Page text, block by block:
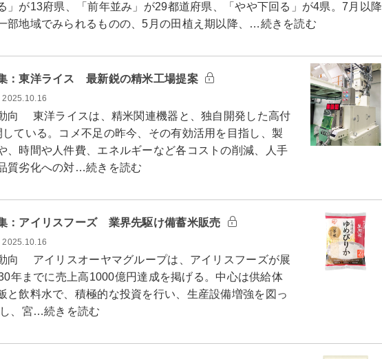
」が13府県、「前年並み」が29都道府県、「やや下回る」が4県。7月以降
部地域でみられるものの、5月の田植え期以降、…続きを読む
：東洋ライス 最新鋭の精米工場提案
2025.10.16
東洋ライスは、精米関連機器と、独自開発した高付
ている。コメ不足の昨今、その有効活用を目指し、製
、時間や人件費、エネルギーなど各コストの削減、人手
質劣化への対…続きを読む
：アイリスフーズ 業界先駆け備蓄米販売
2025.10.16
アイリスオーヤマグループは、アイリスフーズが展
年までに売上高1000億円達成を掲げる。中心は供給体
と飲料水で、積極的な投資を行い、生産設備増強を図っ
、宮…続きを読む